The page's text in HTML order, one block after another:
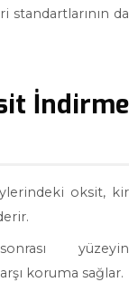
standartlarının da
İndirme
oksit, kir
yüzeyin
koruma sağlar.